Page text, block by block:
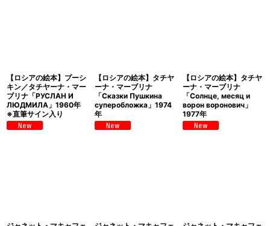
【ロシアの絵本】プーシ
キン／タチヤーナ・マー
ブリナ「РУСЛАН И
ЛЮДМИЛА」1960年
※直筆サイン入り
【ロシアの絵本】タチヤ
ーナ・マーブリナ
「Сказки Пушкина
суперобложка」1974
年
【ロシアの絵本】タチヤ
ーナ・マーブリナ
「Солнце, месяц и
ворон воронович」
1977年